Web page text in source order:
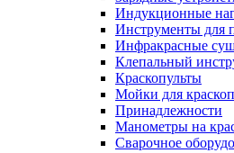
Индукционные
Инструменты для
Инфракрасные
Клепальный
Краскопульты
Мойки для
Принадлежности
Манометры на
Сварочное